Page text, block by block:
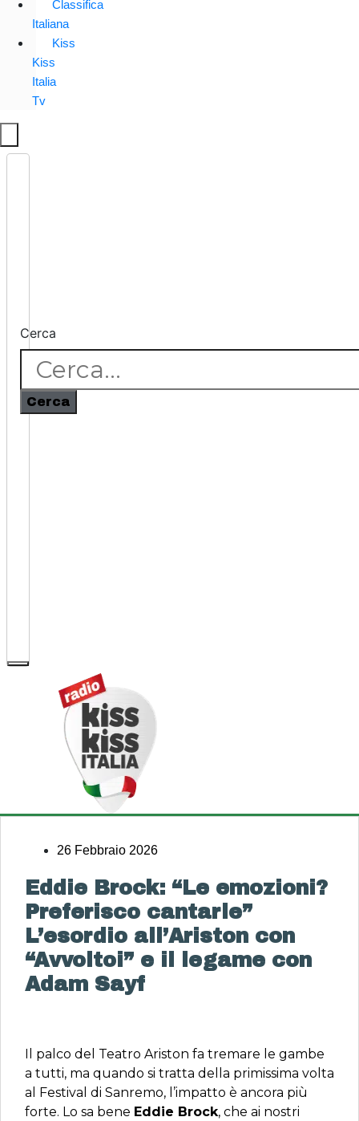
Classifica
Italiana
Kiss
Kiss
Italia
Tv
Cerca
Cerca
26 Febbraio 2026
Eddie Brock: “Le emozioni?
Preferisco cantarle”
L’esordio all’Ariston con
“Avvoltoi” e il legame con
Adam Sayf
Il palco del Teatro Ariston fa tremare le gambe
a tutti, ma quando si tratta della primissima volta
al Festival di Sanremo, l’impatto è ancora più
forte. Lo sa bene Eddie Brock, che ai nostri